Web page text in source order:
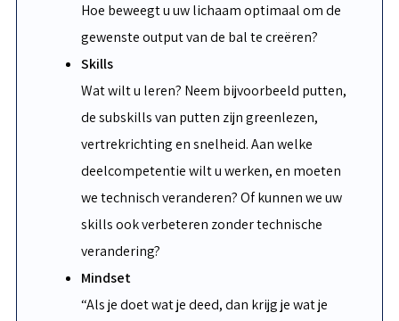
Hoe beweegt u uw lichaam optimaal om de
gewenste output van de bal te creëren?
Skills
Wat wilt u leren? Neem bijvoorbeeld putten,
de subskills van putten zijn greenlezen,
vertrekrichting en snelheid. Aan welke
deelcompetentie wilt u werken, en moeten
we technisch veranderen? Of kunnen we uw
skills ook verbeteren zonder technische
verandering?
Mindset
“Als je doet wat je deed, dan krijg je wat je